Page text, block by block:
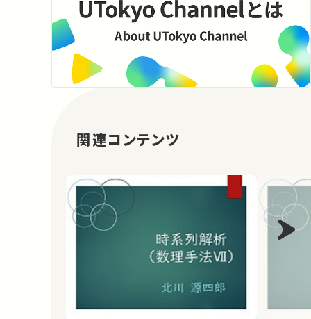
関連コンテンツ